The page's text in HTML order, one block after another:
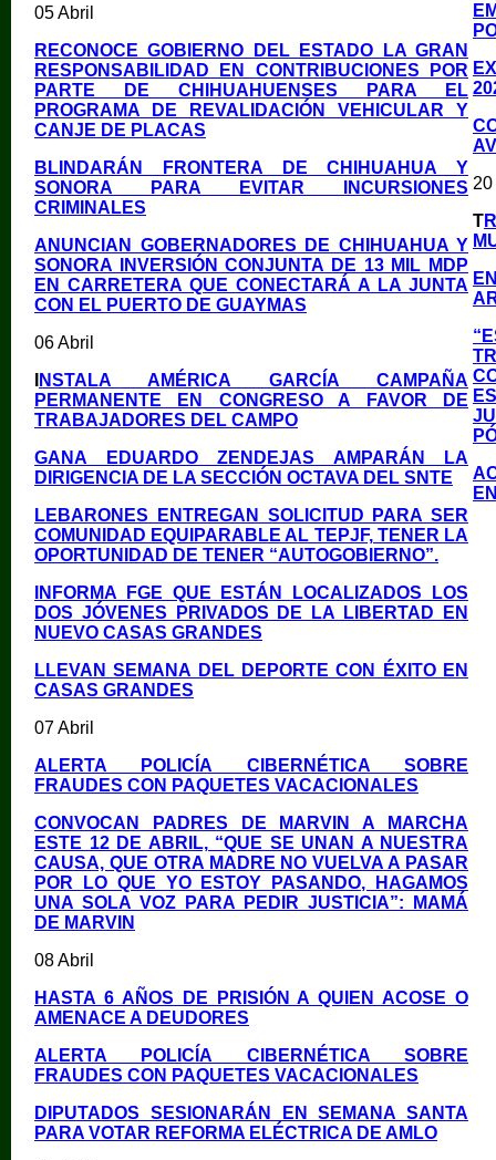
05 Abril
RECONOCE GOBIERNO DEL ESTADO LA GRAN
RESPONSABILIDAD EN CONTRIBUCIONES POR
PARTE DE CHIHUAHUENSES PARA EL
PROGRAMA DE REVALIDACIÓN VEHICULAR Y
CANJE DE PLACAS
BLINDARÁN FRONTERA DE CHIHUAHUA Y
SONORA PARA EVITAR INCURSIONES
CRIMINALES
ANUNCIAN GOBERNADORES DE CHIHUAHUA Y
SONORA INVERSIÓN CONJUNTA DE 13 MIL MDP
EN CARRETERA QUE CONECTARÁ A LA JUNTA
CON EL PUERTO DE GUAYMAS
06 Abril
NSTALA AMÉRICA GARCÍA CAMPAÑA
PERMANENTE EN CONGRESO A FAVOR DE
TRABAJADORES DEL CAMPO
GANA EDUARDO ZENDEJAS AMPARÁN LA
DIRIGENCIA DE LA SECCIÓN OCTAVA DEL SNTE
LEBARONES ENTREGAN SOLICITUD PARA SER
COMUNIDAD EQUIPARABLE AL TEPJF, TENER LA
OPORTUNIDAD DE TENER “AUTOGOBIERNO”.
INFORMA FGE QUE ESTÁN LOCALIZADOS LOS
DOS JÓVENES PRIVADOS DE LA LIBERTAD EN
NUEVO CASAS GRANDES
LLEVAN SEMANA DEL DEPORTE CON ÉXITO EN
CASAS GRANDES
07 Abril
ALERTA POLICÍA CIBERNÉTICA SOBRE
FRAUDES CON PAQUETES VACACIONALES
CONVOCAN PADRES DE MARVIN A MARCHA
ESTE 12 DE ABRIL, “QUE SE UNAN A NUESTRA
CAUSA, QUE OTRA MADRE NO VUELVA A PASAR
POR LO QUE YO ESTOY PASANDO, HAGAMOS
UNA SOLA VOZ PARA PEDIR JUSTICIA”: MAMÁ
DE MARVIN
08 Abril
HASTA 6 AÑOS DE PRISIÓN A QUIEN ACOSE O
AMENACE A DEUDORES
ALERTA POLICÍA CIBERNÉTICA SOBRE
FRAUDES CON PAQUETES VACACIONALES
DIPUTADOS SESIONARÁN EN SEMANA SANTA
PARA VOTAR REFORMA ELÉCTRICA DE AMLO
T